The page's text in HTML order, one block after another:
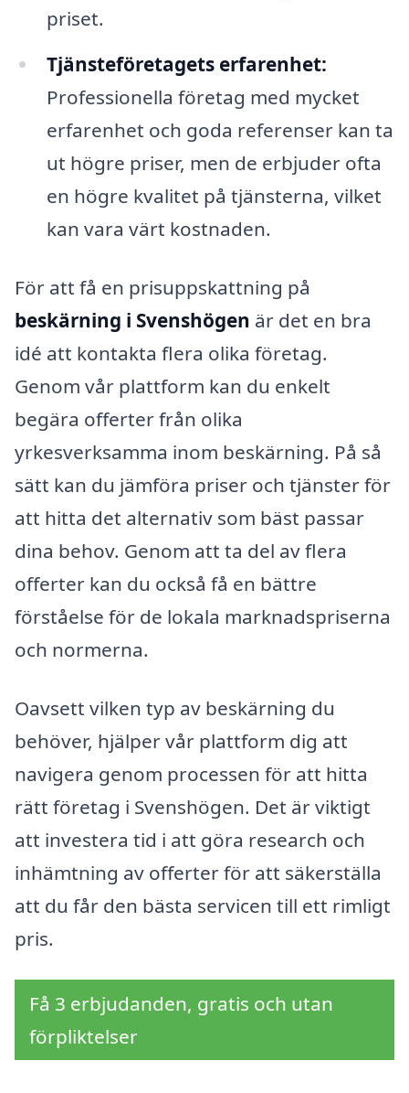
priset.
Tjänsteföretagets erfarenhet:
Professionella företag med mycket
erfarenhet och goda referenser kan ta
ut högre priser, men de erbjuder ofta
en högre kvalitet på tjänsterna, vilket
kan vara värt kostnaden.
För att få en prisuppskattning på
beskärning i Svenshögen är det en bra
idé att kontakta flera olika företag.
Genom vår plattform kan du enkelt
begära offerter från olika
yrkesverksamma inom beskärning. På så
sätt kan du jämföra priser och tjänster för
att hitta det alternativ som bäst passar
dina behov. Genom att ta del av flera
offerter kan du också få en bättre
förståelse för de lokala marknadspriserna
och normerna.
Oavsett vilken typ av beskärning du
behöver, hjälper vår plattform dig att
navigera genom processen för att hitta
rätt företag i Svenshögen. Det är viktigt
att investera tid i att göra research och
inhämtning av offerter för att säkerställa
att du får den bästa servicen till ett rimligt
pris.
Få 3 erbjudanden, gratis och utan
förpliktelser